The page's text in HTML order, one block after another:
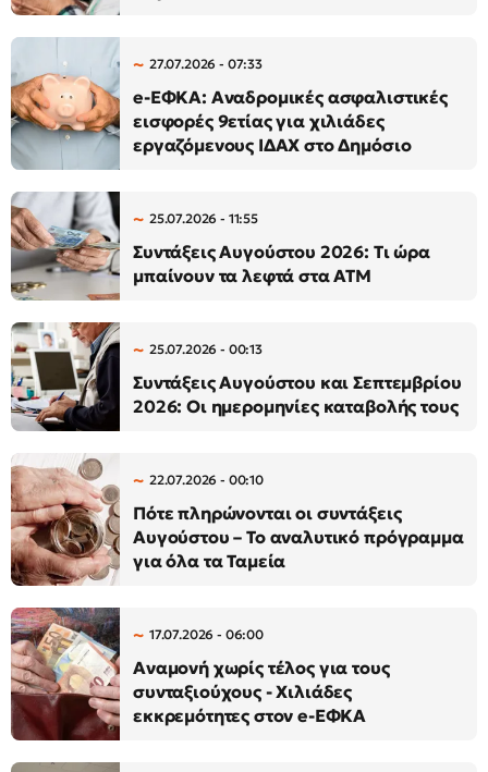
27.07.2026 - 07:33
e-ΕΦΚΑ: Αναδρομικές ασφαλιστικές
εισφορές 9ετίας για χιλιάδες
εργαζόμενους ΙΔΑΧ στο Δημόσιο
25.07.2026 - 11:55
Συντάξεις Αυγούστου 2026: Τι ώρα
μπαίνουν τα λεφτά στα ΑΤΜ
25.07.2026 - 00:13
Συντάξεις Αυγούστου και Σεπτεμβρίου
2026: Οι ημερομηνίες καταβολής τους
22.07.2026 - 00:10
Πότε πληρώνονται οι συντάξεις
Αυγούστου – Το αναλυτικό πρόγραμμα
για όλα τα Ταμεία
17.07.2026 - 06:00
Αναμονή χωρίς τέλος για τους
συνταξιούχους - Χιλιάδες
εκκρεμότητες στον e-ΕΦΚΑ